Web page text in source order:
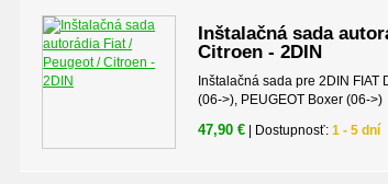
Inštalačná sada
Citroen - 2DIN
Inštalačná sada pre 2DIN FIAT
(06->), PEUGEOT Boxer (06->)
47,90 € | Dostupnosť: 1 - 5 dní